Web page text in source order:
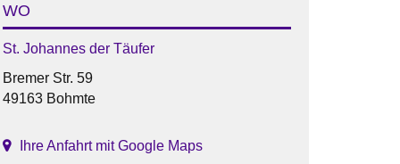
WO
St. Johannes der Täufer
Bremer Str. 59
49163 Bohmte
Ihre Anfahrt mit Google Maps